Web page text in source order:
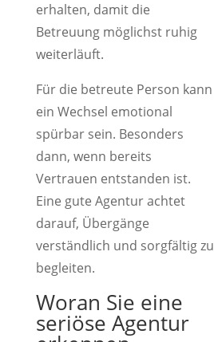
erhalten, damit die
Betreuung möglichst ruhig
weiterläuft.
Für die betreute Person kann
ein Wechsel emotional
spürbar sein. Besonders
dann, wenn bereits
Vertrauen entstanden ist.
Eine gute Agentur achtet
darauf, Übergänge
verständlich und sorgfältig zu
begleiten.
Woran Sie eine
seriöse Agentur